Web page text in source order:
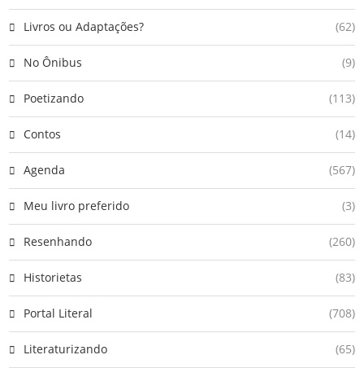
Livros ou Adaptações? (62)
No Ônibus (9)
Poetizando (113)
Contos (14)
Agenda (567)
Meu livro preferido (3)
Resenhando (260)
Historietas (83)
Portal Literal (708)
Literaturizando (65)